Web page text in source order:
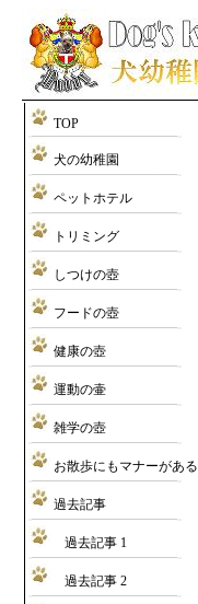
TOP
犬の幼稚園
ペットホテル
トリミング
しつけの壺
フードの壺
健康の壺
運動の壷
雑学の壺
お散歩にもマナーがある
過去記事
過去記事 1
過去記事 2